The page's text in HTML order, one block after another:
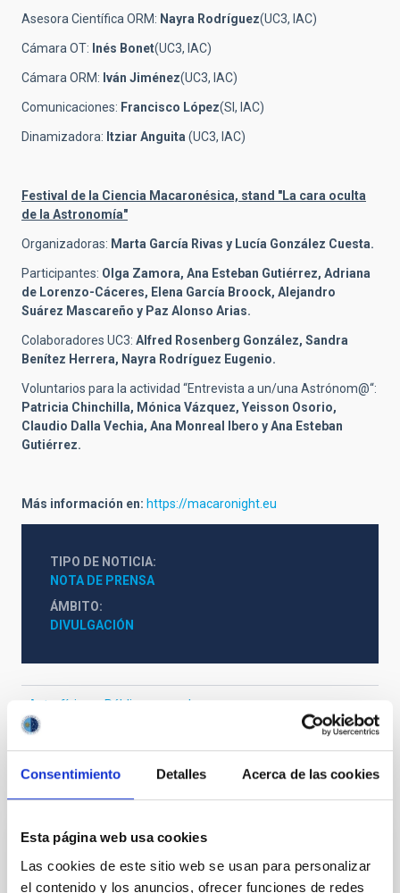
Consentimiento Detalles Acerca de las cookies
Esta página web usa cookies
Las cookies de este sitio web se usan para personalizar
el contenido y los anuncios, ofrecer funciones de redes
Asesora Científica ORM: Nayra Rodríguez(UC3, IAC)
Cámara OT: Inés Bonet(UC3, IAC)
Cámara ORM: Iván Jiménez(UC3, IAC)
Comunicaciones: Francisco López(SI, IAC)
Dinamizadora: Itziar Anguita (UC3, IAC)
Festival de la Ciencia Macaronésica, stand "La cara oculta
de la Astronomía"
Organizadoras: Marta García Rivas y Lucía González Cuesta.
Participantes: Olga Zamora, Ana Esteban Gutiérrez, Adriana
de Lorenzo-Cáceres, Elena García Broock, Alejandro
Suárez Mascareño y Paz Alonso Arias.
Colaboradores UC3: Alfred Rosenberg González, Sandra
Benítez Herrera, Nayra Rodríguez Eugenio.
Voluntarios para la actividad “Entrevista a un/una Astrónom@“:
Patricia Chinchilla, Mónica Vázquez, Yeisson Osorio,
Claudio Dalla Vechia, Ana Monreal Ibero y Ana Esteban
Gutiérrez.
Más información en: https://macaronight.eu
TIPO DE NOTICIA
NOTA DE PRENSA
ÁMBITO
DIVULGACIÓN
Astrofísica Público general
El IAC acoge la conferencia internacional